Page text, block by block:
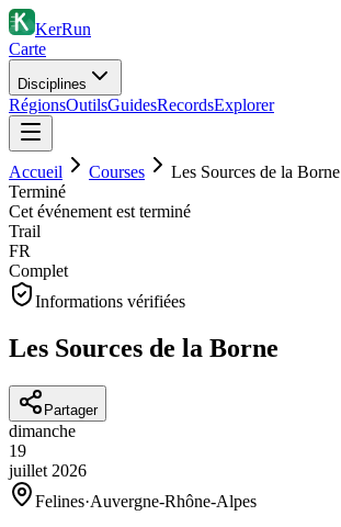
KerRun
Carte
Disciplines
RégionsOutilsGuidesRecordsExplorer
Accueil Courses
Les Sources de la Borne
Terminé
Cet événement est terminé
Trail
FR
Complet
Informations vérifiées
Les Sources de la Borne
Partager
dimanche
19
juillet 2026
Felines·Auvergne-Rhône-Alpes